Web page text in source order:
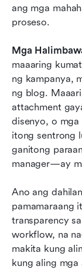
ang mga
proseso.
Mga
maaaring
ng kampanya,
ng blog.
attachment
disenyo, o
itong sentrong
ganitong
manager—ay
Ano ang
pamamaraang
transparency
workflow, na
makita kung
kung aling mga